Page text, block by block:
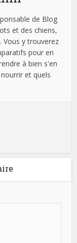
de Blog
et des chiens,
Vous y trouverez
pour en
à bien s'en
et quels